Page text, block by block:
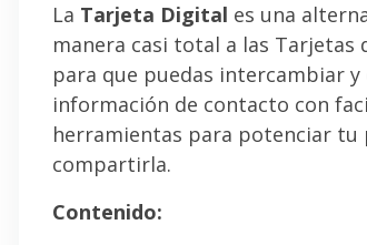
La Tarjeta Digital es una
manera casi total a las Tarjetas
para que puedas intercambiar
información de contacto con
herramientas para potenciar tu
compartirla.
Contenido: